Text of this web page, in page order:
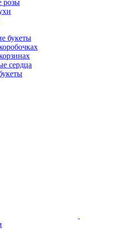
розы
букеты
сердца